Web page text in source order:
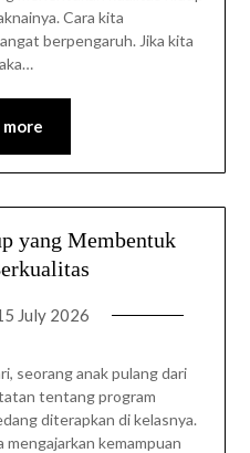
Cara kita
berpengaruh. Jika kita
more
yang Membentuk
July 2026
seorang anak pulang dari
tentang program
diterapkan di kelasnya.
kemampuan